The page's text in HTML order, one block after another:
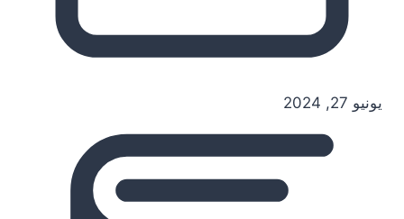
يونيو 27, 2024